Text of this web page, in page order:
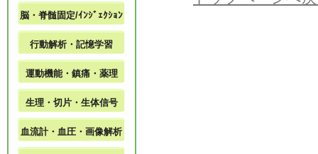
脳・脊髄固定/ｲﾝｼﾞｪｸｼｮﾝ
行動解析・記憶学習
運動機能・鎮痛・薬理
生理・切片・生体信号
血流計・血圧・画像解析